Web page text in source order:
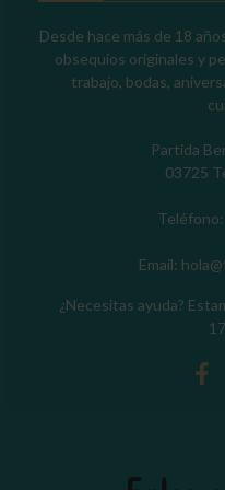
Desde hace más de 18
obsequios originales y
trabajo, bodas,
Partida
03725
Email:
¿Necesitas ayuda?